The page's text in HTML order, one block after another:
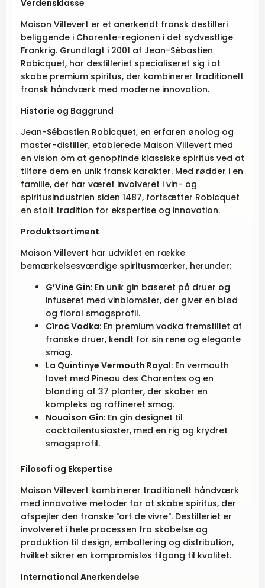
Verdensklasse
Maison Villevert er et anerkendt fransk destilleri
beliggende i Charente-regionen i det sydvestlige
Frankrig. Grundlagt i 2001 af Jean-Sébastien
Robicquet, har destilleriet specialiseret sig i at
skabe premium spiritus, der kombinerer traditionelt
fransk håndværk med moderne innovation.
Historie og Baggrund
Jean-Sébastien Robicquet, en erfaren ønolog og
master-distiller, etablerede Maison Villevert med
en vision om at genopfinde klassiske spiritus ved at
tilføre dem en unik fransk karakter. Med rødder i en
familie, der har været involveret i vin- og
spiritusindustrien siden 1487, fortsætter Robicquet
en stolt tradition for ekspertise og innovation.
Produktsortiment
Maison Villevert har udviklet en række
bemærkelsesværdige spiritusmærker, herunder:
G’Vine Gin: En unik gin baseret på druer og
infuseret med vinblomster, der giver en blød
og floral smagsprofil.
Cîroc Vodka: En premium vodka fremstillet af
franske druer, kendt for sin rene og elegante
smag.
La Quintinye Vermouth Royal: En vermouth
lavet med Pineau des Charentes og en
blanding af 37 planter, der skaber en
kompleks og raffineret smag.
Nouaison Gin: En gin designet til
cocktailentusiaster, med en rig og krydret
smagsprofil.
Filosofi og Ekspertise
Maison Villevert kombinerer traditionelt håndværk
med innovative metoder for at skabe spiritus, der
afspejler den franske "art de vivre". Destilleriet er
involveret i hele processen fra skabelse og
produktion til design, emballering og distribution,
hvilket sikrer en kompromisløs tilgang til kvalitet.
International Anerkendelse